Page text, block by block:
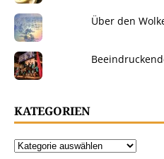
Über den
KATEGORIEN